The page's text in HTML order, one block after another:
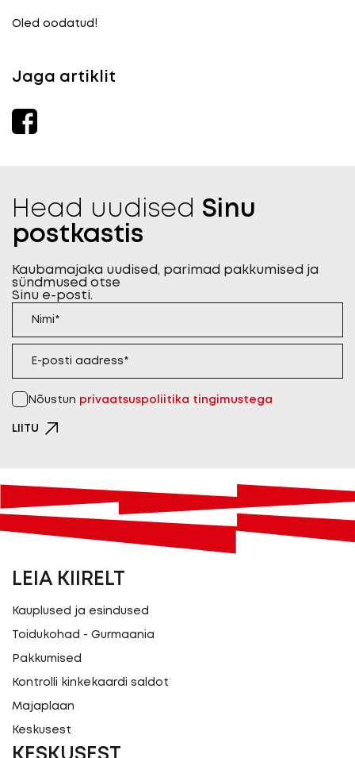
Oled oodatud!
Jaga artiklit
Head uudised Sinu
postkastis
Kaubamajaka uudised, parimad pakkumised ja
sündmused otse
Sinu e-posti.
Nõustun privaatsuspoliitika tingimustega
LIITU
LEIA KIIRELT
Kauplused ja esindused
Toidukohad - Gurmaania
Pakkumised
Kontrolli kinkekaardi saldot
Majaplaan
Keskusest